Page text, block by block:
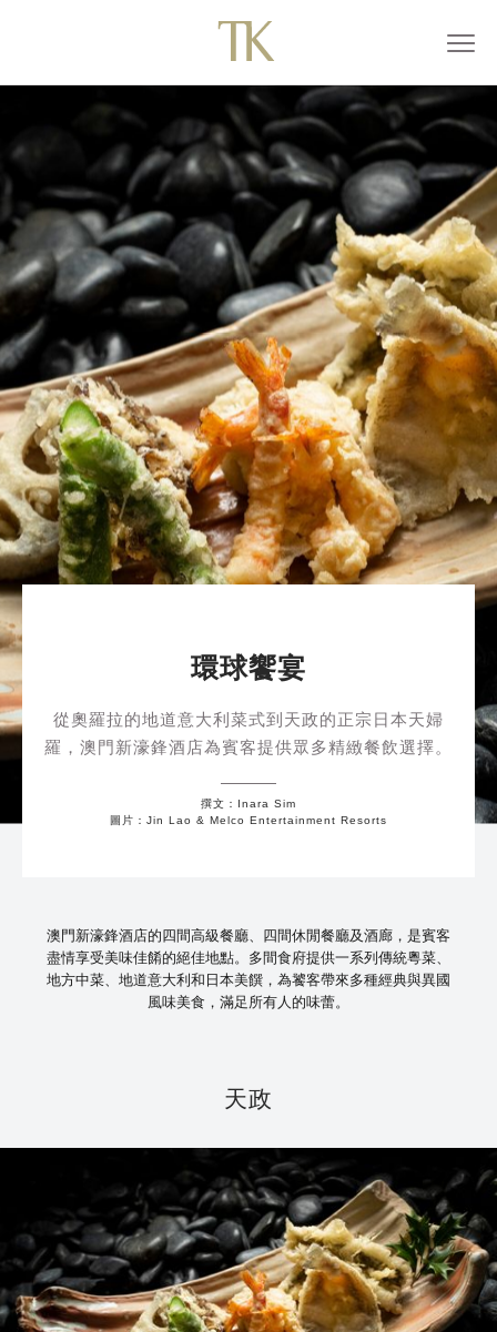
環球饗宴
從奧羅拉的地道意大利菜式到天政的正宗日本天婦
羅，澳門新濠鋒酒店為賓客提供眾多精緻餐飲選擇。
撰文：Inara Sim
圖片：Jin Lao & Melco Entertainment Resorts
澳門新濠鋒酒店的四間高級餐廳、四間休閒餐廳及酒廊，是賓客
盡情享受美味佳餚的絕佳地點。多間食府提供一系列傳統粵菜、
地方中菜、地道意大利和日本美饌，為饕客帶來多種經典與異國
風味美食，滿足所有人的味蕾。
天政